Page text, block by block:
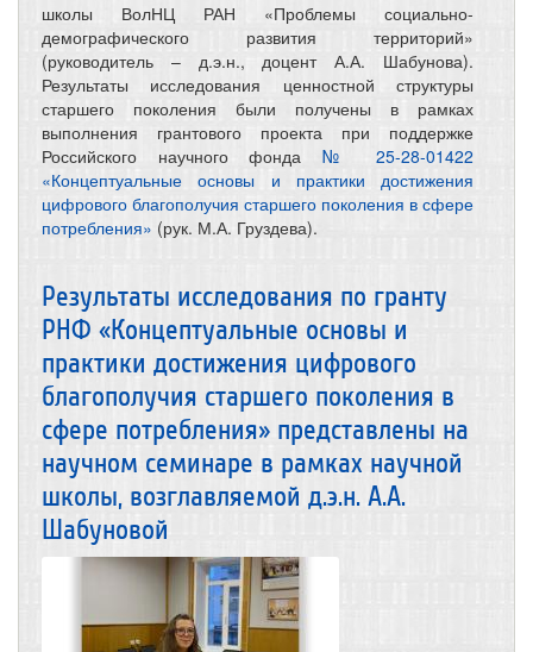
школы ВолНЦ РАН «Проблемы социально-
демографического развития территорий»
(руководитель – д.э.н., доцент А.А. Шабунова).
Результаты исследования ценностной структуры
старшего поколения были получены в рамках
выполнения грантового проекта при поддержке
Российского научного фонда № 25-28-01422
«Концептуальные основы и практики достижения
цифрового благополучия старшего поколения в сфере
потребления» (рук. М.А. Груздева).
Результаты исследования по гранту
РНФ «Концептуальные основы и
практики достижения цифрового
благополучия старшего поколения в
сфере потребления» представлены на
научном семинаре в рамках научной
школы, возглавляемой д.э.н. А.А.
Шабуновой